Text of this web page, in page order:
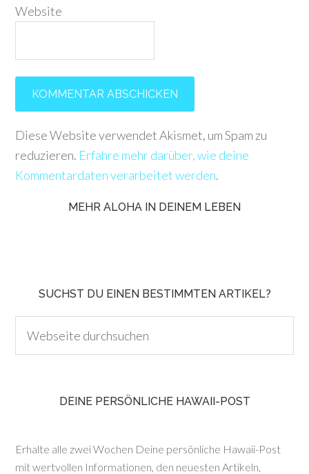
Website
Diese Website verwendet Akismet, um Spam zu
reduzieren. Erfahre mehr darüber, wie deine
Kommentardaten verarbeitet werden.
MEHR ALOHA IN DEINEM LEBEN
SUCHST DU EINEN BESTIMMTEN ARTIKEL?
DEINE PERSÖNLICHE HAWAII-POST
Erhalte alle zwei Wochen Deine persönliche Hawaii-Post
mit wertvollen Informationen, den neuesten Artikeln,